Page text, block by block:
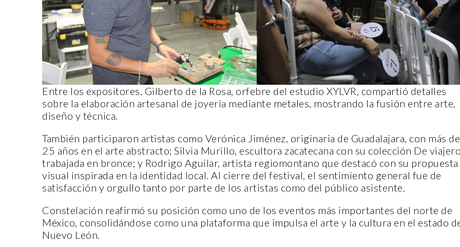
Entre los expositores, Gilberto de la Rosa, orfebre del estudio XYLVR, compartió detalles
sobre la elaboración artesanal de joyería mediante metales, mostrando la fusión entre arte,
diseño y técnica.
También participaron artistas como Verónica Jiménez, originaria de Guadalajara, con más de
25 años en el arte abstracto; Silvia Murillo, escultora zacatecana con su colección De
trabajada en bronce; y Rodrigo Aguilar, artista regiomontano que destacó con su propuesta
visual inspirada en la identidad local. Al cierre del festival, el sentimiento general fue de
satisfacción y orgullo tanto por parte de los artistas como del público asistente.
Constelación reafirmó su posición como uno de los eventos más importantes del norte de
México, consolidándose como una plataforma que impulsa el arte y la cultura en el estado
Nuevo León.